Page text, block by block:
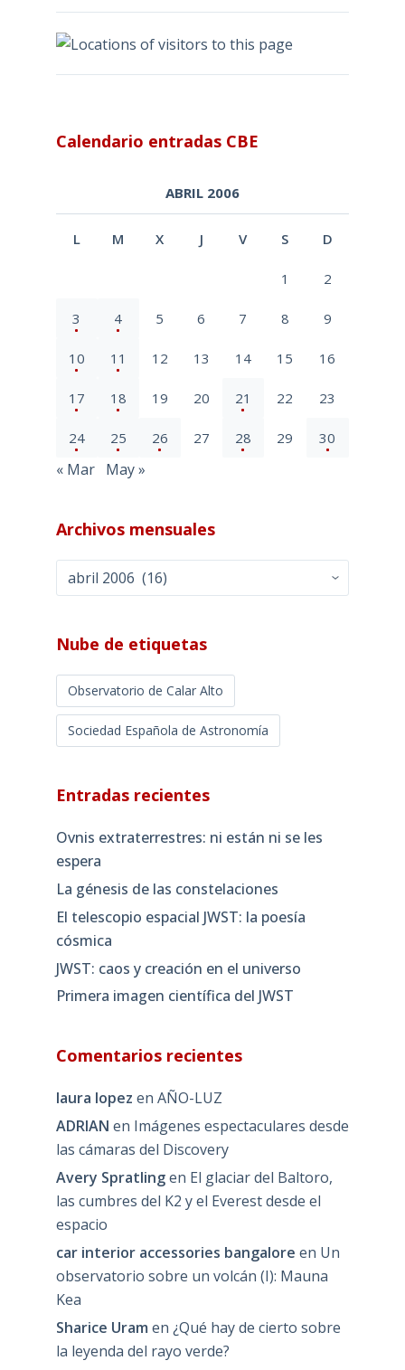
Calendario entradas CBE
ABRIL 2006
L M X J V S D
1 2
3 4 5 6 7 8 9
10 11 12 13 14 15 16
17 18 19 20 21 22 23
24 25 26 27 28 29 30
« Mar May »
Archivos mensuales
Archivos
mensuales
Nube de etiquetas
Observatorio de Calar Alto
Sociedad Española de Astronomía
Entradas recientes
Ovnis extraterrestres: ni están ni se les
espera
La génesis de las constelaciones
El telescopio espacial JWST: la poesía
cósmica
JWST: caos y creación en el universo
Primera imagen científica del JWST
Comentarios recientes
laura lopez en AÑO-LUZ
ADRIAN en Imágenes espectaculares desde
las cámaras del Discovery
Avery Spratlingen El glaciar del Baltoro,
las cumbres del K2 y el Everest desde el
espacio
car interior accessories bangalore en Un
observatorio sobre un volcán (I): Mauna
Kea
Sharice Uram en ¿Qué hay de cierto sobre
la leyenda del rayo verde?